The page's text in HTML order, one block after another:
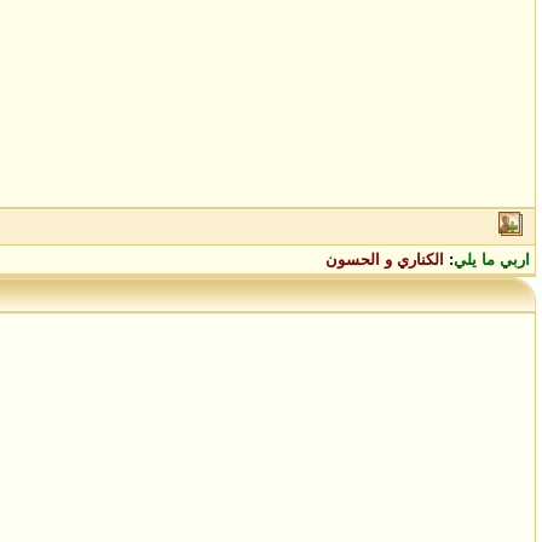
اربي ما يلي: الكناري و الحسون